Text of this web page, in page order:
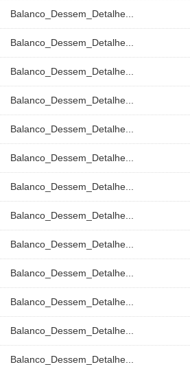
Balanco_Dessem_Detalhe...
Balanco_Dessem_Detalhe...
Balanco_Dessem_Detalhe...
Balanco_Dessem_Detalhe...
Balanco_Dessem_Detalhe...
Balanco_Dessem_Detalhe...
Balanco_Dessem_Detalhe...
Balanco_Dessem_Detalhe...
Balanco_Dessem_Detalhe...
Balanco_Dessem_Detalhe...
Balanco_Dessem_Detalhe...
Balanco_Dessem_Detalhe...
Balanco_Dessem_Detalhe...